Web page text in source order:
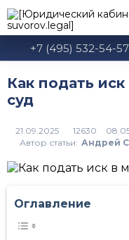
+7 (495) 532-54-57
Как подать
суд
12630
Автор статьи: Андрей
Оглавление